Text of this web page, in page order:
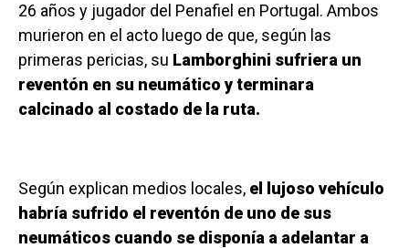
26 años y jugador del Penafiel en Portugal. Ambos
murieron en el acto luego de que, según las
primeras pericias, su Lamborghini sufriera un
reventón en su neumático y terminara
calcinado al costado de la ruta.
Según explican medios locales, el lujoso vehículo
habría sufrido el reventón de uno de sus
neumáticos cuando se disponía a adelantar a